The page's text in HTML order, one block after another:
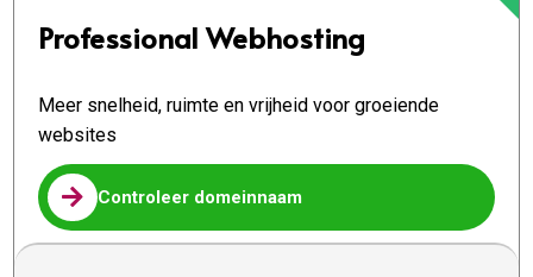
Professional Webhosting
Meer snelheid, ruimte en vrijheid voor groeiende
websites
 Controleer domeinnaam